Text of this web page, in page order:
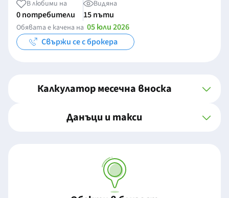
В любими на
0 потребители
Видяна
15 пъти
Обявата е качена на 05 юли 2026
Свържи се с брокера
Калкулатор месечна вноска
Данъци и такси